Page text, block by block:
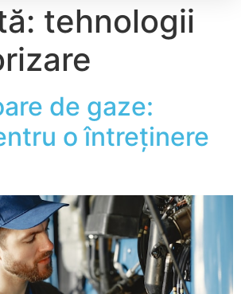
tehnologii
de gaze:
o întreținere